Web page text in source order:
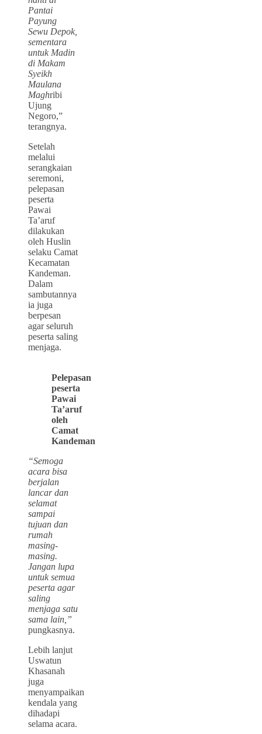
Pantai
Payung
Sewu Depok,
sementara
untuk Madin
di Makam
Syeikh
Maulana
Maghribi
Ujung
Negoro,”
terangnya.
Setelah
melalui
serangkaian
seremoni,
pelepasan
peserta
Pawai
Ta’aruf
dilakukan
oleh Huslin
selaku Camat
Kecamatan
Kandeman.
Dalam
sambutannya
ia juga
berpesan
agar seluruh
peserta saling
menjaga.
Pelepasan
peserta
Pawai
Ta’aruf
oleh
Camat
Kandeman
“Semoga
acara bisa
berjalan
lancar dan
selamat
sampai
tujuan dan
rumah
masing-
masing.
Jangan lupa
untuk semua
peserta agar
saling
menjaga satu
sama lain,”
pungkasnya.
Lebih lanjut
Uswatun
Khasanah
juga
menyampaikan
kendala yang
dihadapi
selama acara.